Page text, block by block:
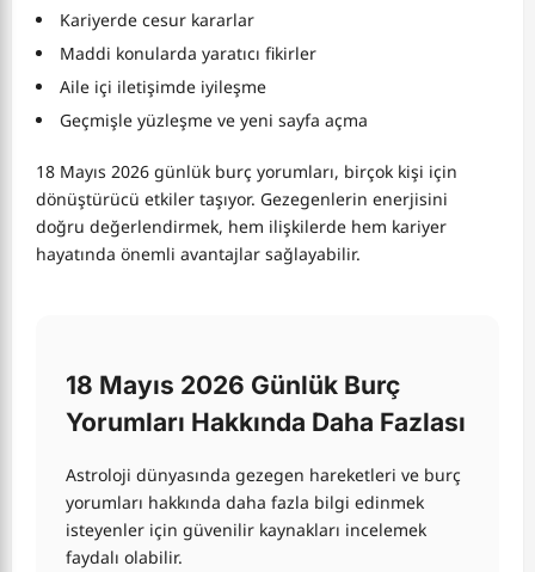
Kariyerde cesur kararlar
Maddi konularda yaratıcı fikirler
Aile içi iletişimde iyileşme
Geçmişle yüzleşme ve yeni sayfa açma
18 Mayıs 2026 günlük burç yorumları, birçok kişi için
dönüştürücü etkiler taşıyor. Gezegenlerin enerjisini
doğru değerlendirmek, hem ilişkilerde hem kariyer
hayatında önemli avantajlar sağlayabilir.
18 Mayıs 2026 Günlük Burç
Yorumları Hakkında Daha Fazlası
Astroloji dünyasında gezegen hareketleri ve burç
yorumları hakkında daha fazla bilgi edinmek
isteyenler için güvenilir kaynakları incelemek
faydalı olabilir.